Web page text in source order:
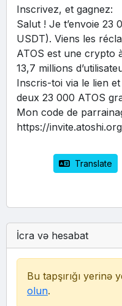
Inscrivez, et gagnez:
Salut ! Je t’envoie 23
USDT). Viens les
ATOS est une crypto
13,7 millions
Inscris-toi via le lien
deux 23 000 ATOS
Mon code de
https://invite.atoshi.org
Translate
İcra və hesabat
Bu tapşırığı yerinə
olun.